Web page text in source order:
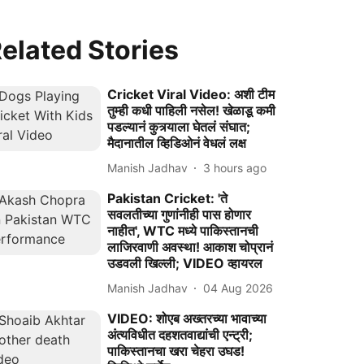
Stories
Cricket Viral Video: अशी टीम
तुम्ही कधी पाहिली नसेल! खेळाडू कमी
पडल्यानं कुत्र्याला घेतलं संघात;
मैदानातील व्हिडिओनं वेधलं लक्ष
Manish Jadhav 3 hours ago
Pakistan Cricket: 'ते
सवलतीच्या गुणांनीही पास होणार
नाहीत', WTC मध्ये पाकिस्तानची
लाजिरवाणी अवस्था! आकाश चोप्रानं
उडवली खिल्ली; VIDEO व्हायरल
Manish Jadhav 04 Aug 2026
VIDEO: शोएब अख्तरच्या भावाच्या
अंत्यविधीत दहशतवाद्यांची एन्ट्री;
पाकिस्तानचा खरा चेहरा उघड!